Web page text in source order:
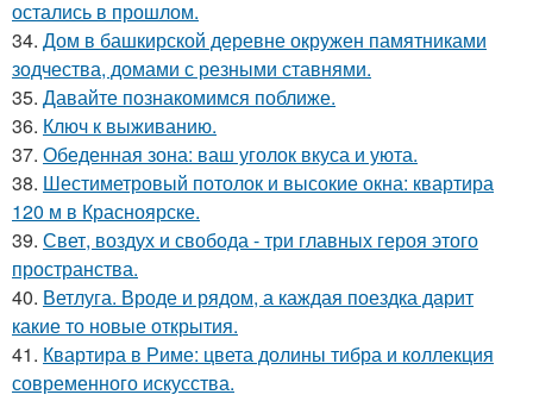
остались в прошлом.
34. Дом в башкирской деревне окружен памятниками
зодчества, домами с резными ставнями.
35. Давайте познакомимся поближе.
36. Ключ к выживанию.
37. Обеденная зона: ваш уголок вкуса и уюта.
38. Шестиметровый потолок и высокие окна: квартира
120 м в Красноярске.
39. Свет, воздух и свобода - три главных героя этого
пространства.
40. Ветлуга. Вроде и рядом, а каждая поездка дарит
какие то новые открытия.
41. Квартира в Риме: цвета долины тибра и коллекция
современного искусства.